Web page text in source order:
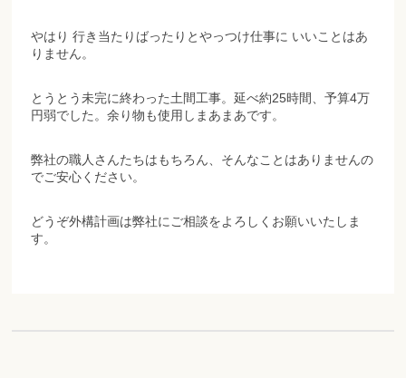
やはり 行き当たりばったりとやっつけ仕事に いいことはあ
りません。
とうとう未完に終わった土間工事。延べ約25時間、予算4万
円弱でした。余り物も使用しまあまあです。
弊社の職人さんたちはもちろん、そんなことはありませんの
でご安心ください。
どうぞ外構計画は弊社にご相談をよろしくお願いいたしま
す。